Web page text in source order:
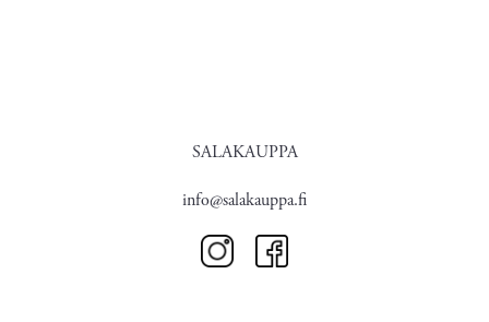
SALAKAUPPA
info@salakauppa.fi